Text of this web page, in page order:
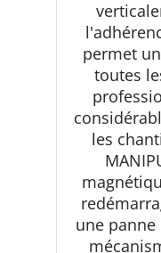
permet
toutes
les
une panne